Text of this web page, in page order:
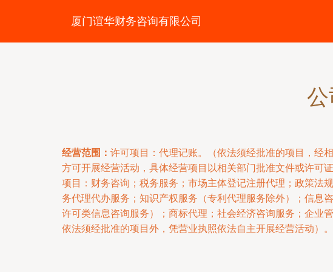
厦门谊华财务咨询有限公司
经营范围： 许可项目：代理记账。（依法须经批准的项目，经
方可开展经营活动，具体经营项目以相关部门批准文件或许可
项目：财务咨询；税务服务；市场主体登记注册代理；政策法
务代理代办服务；知识产权服务（专利代理服务除外）；信息
许可类信息咨询服务）；商标代理；社会经济咨询服务；企业
依法须经批准的项目外，凭营业执照依法自主开展经营活动）。